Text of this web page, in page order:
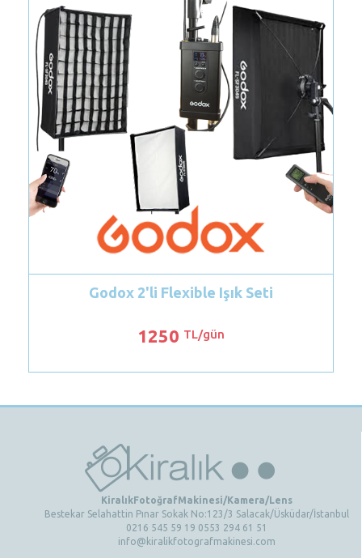
2'li Flexible Işık Seti
KiralıkFotoğrafMakinesi/Kamera/Lens
Bestekar Selahattin Pınar Sokak No:123/3 Salacak/Üsküdar/İstanbul
0216 545 59 19 0553 294 61 51
info@kiralikfotografmakinesi.com